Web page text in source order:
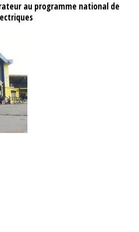
au programme national de